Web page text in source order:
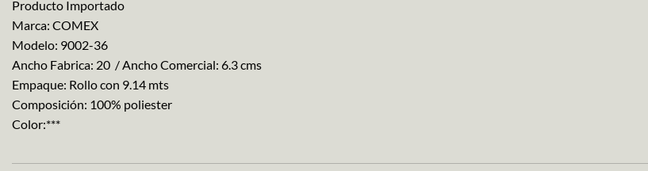
Producto Importado
Marca: COMEX
Modelo: 9002-36
Ancho Fabrica: 20 / Ancho Comercial: 6.3 cms
Empaque: Rollo con 9.14 mts
Composición: 100% poliester
Color:***